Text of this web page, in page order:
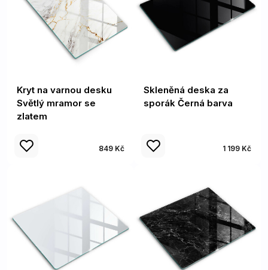
Kryt na varnou desku
Světlý mramor se
zlatem
849 Kč
Skleněná deska za
sporák Černá barva
1 199 Kč